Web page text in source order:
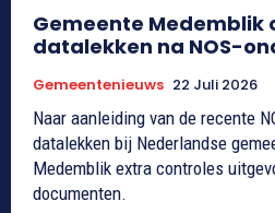
Gemeente Medemblik
datalekken na NOS-
Gemeentenieuws 22 Juli 2026
Naar aanleiding van de recente
datalekken bij Nederlandse
Medemblik extra controles
documenten.